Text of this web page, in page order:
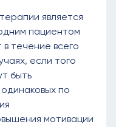
является
пациентом
течение всего
если того
быть
по
мотивации